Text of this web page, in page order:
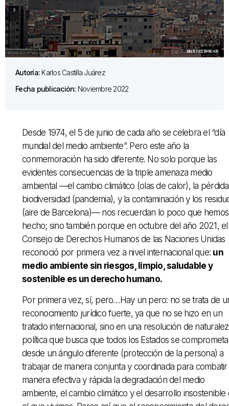
Autoría: Karlos Castilla Juárez
Fecha publicación: Noviembre 2022
Desde 1974, el 5 de junio de cada año se celebra el “día
mundial del medio ambiente”. Pero este año la
conmemoración ha sido diferente. No solo porque las
evidentes consecuencias de la triple amenaza medio
ambiental —el cambio climático (olas de calor), la
biodiversidad (pandemia), y la contaminación y los
(aire de Barcelona)— nos recuerdan lo poco que hemos
hecho; sino también porque en octubre del año 2021, el
Consejo de Derechos Humanos de las Naciones Unidas
reconoció por primera vez a nivel internacional que: un
medio ambiente sin riesgos, limpio, saludable y
sostenible es un derecho humano.
Por primera vez, sí, pero…Hay un pero: no se trata de
reconocimiento jurídico fuerte, ya que no se hizo en un
tratado internacional, sino en una resolución de
política que busca que todos los Estados se
desde un ángulo diferente (protección de la persona) a
trabajar de manera conjunta y coordinada para
manera efectiva y rápida la degradación del medio
ambiente, el cambio climático y el desarrollo insostenible